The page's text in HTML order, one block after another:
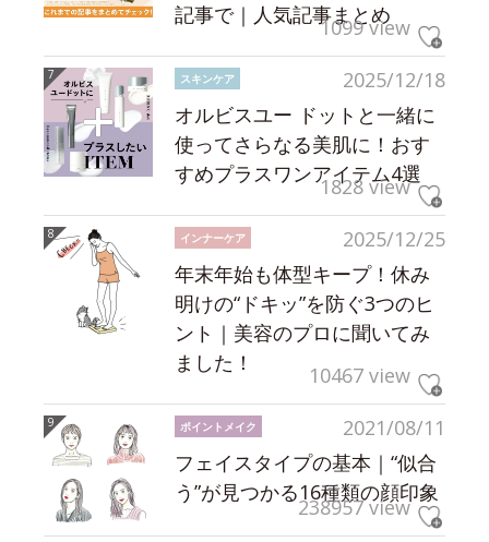
記事で｜人気記事まとめ
1099 view
2025/12/18
スキンケア
オルビスユー ドットと一緒に
使ってさらなる美肌に！おす
すめプラスワンアイテム4選
1828 view
2025/12/25
インナーケア
年末年始も体型キープ！休み
明けの“ドキッ”を防ぐ3つのヒ
ント｜美容のプロに聞いてみ
ました！
10467 view
2021/08/11
ポイントメイク
フェイスタイプの基本｜“似合
う”が見つかる16種類の顔印象
238957 view